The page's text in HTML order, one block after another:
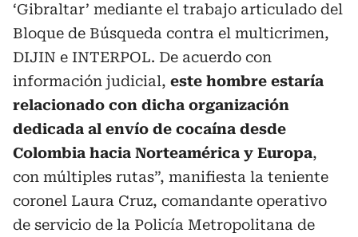
‘Gibraltar’ mediante el trabajo articulado del
Bloque de Búsqueda contra el multicrimen,
DIJIN e INTERPOL. De acuerdo con
información judicial, este hombre estaría
relacionado con dicha organización
dedicada al envío de cocaína desde
Colombia hacia Norteamérica y Europa,
con múltiples rutas”, manifiesta la teniente
coronel Laura Cruz, comandante operativo
de servicio de la Policía Metropolitana de